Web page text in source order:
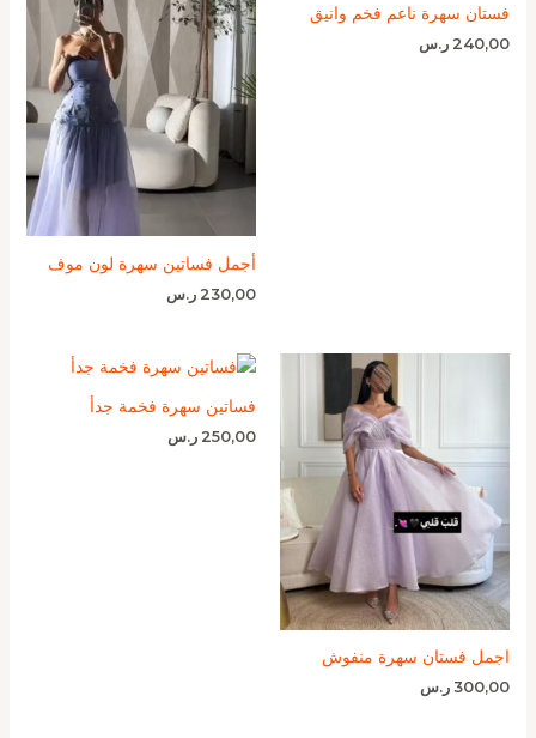
فستان سهرة ناعم فخم وانيق
240,00 ر.س
أجمل فساتين سهرة لون موف
230,00 ر.س
اجمل فستان سهرة منفوش
300,00 ر.س
فساتين سهرة فخمة جدأ
250,00 ر.س